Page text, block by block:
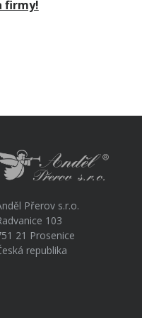
firmy!
Přerov s.r.o.
103
21 Prosenice
republika